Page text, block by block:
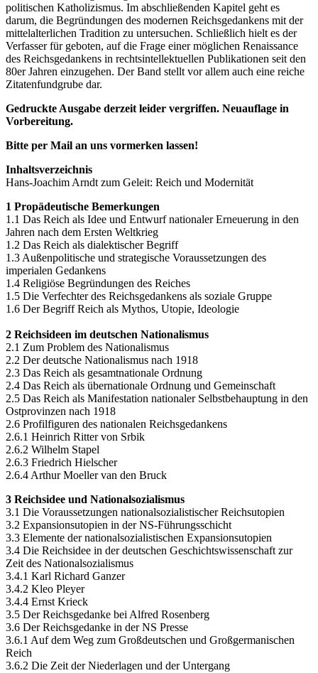
politischen Katholizismus. Im abschließenden Kapitel geht es
darum, die Begründungen des modernen Reichsgedankens mit der
mittelalterlichen Tradition zu untersuchen. Schließlich hielt es der
Verfasser für geboten, auf die Frage einer möglichen Renaissance
des Reichsgedankens in rechtsintellektuellen Publikationen seit den
80er Jahren einzugehen. Der Band stellt vor allem auch eine reiche
Zitatenfundgrube dar.
Gedruckte Ausgabe derzeit leider vergriffen. Neuauflage in
Vorbereitung.
Bitte per Mail an uns vormerken lassen!
Inhaltsverzeichnis
Hans-Joachim Arndt zum Geleit: Reich und Modernität
1 Propädeutische Bemerkungen
1.1 Das Reich als Idee und Entwurf nationaler Erneuerung in den
Jahren nach dem Ersten Weltkrieg
1.2 Das Reich als dialektischer Begriff
1.3 Außenpolitische und strategische Voraussetzungen des
imperialen Gedankens
1.4 Religiöse Begründungen des Reiches
1.5 Die Verfechter des Reichsgedankens als soziale Gruppe
1.6 Der Begriff Reich als Mythos, Utopie, Ideologie
2 Reichsideen im deutschen Nationalismus
2.1 Zum Problem des Nationalismus
2.2 Der deutsche Nationalismus nach 1918
2.3 Das Reich als gesamtnationale Ordnung
2.4 Das Reich als übernationale Ordnung und Gemeinschaft
2.5 Das Reich als Manifestation nationaler Selbstbehauptung in den
Ostprovinzen nach 1918
2.6 Profilfiguren des nationalen Reichsgedankens
2.6.1 Heinrich Ritter von Srbik
2.6.2 Wilhelm Stapel
2.6.3 Friedrich Hielscher
2.6.4 Arthur Moeller van den Bruck
3 Reichsidee und Nationalsozialismus
3.1 Die Voraussetzungen nationalsozialistischer Reichsutopien
3.2 Expansionsutopien in der NS-Führungsschicht
3.3 Elemente der nationalsozialistischen Expansionsutopien
3.4 Die Reichsidee in der deutschen Geschichtswissenschaft zur
Zeit des Nationalsozialismus
3.4.1 Karl Richard Ganzer
3.4.2 Kleo Pleyer
3.4.4 Ernst Krieck
3.5 Der Reichsgedanke bei Alfred Rosenberg
3.6 Der Reichsgedanke in der NS Presse
3.6.1 Auf dem Weg zum Großdeutschen und Großgermanischen
Reich
3.6.2 Die Zeit der Niederlagen und der Untergang